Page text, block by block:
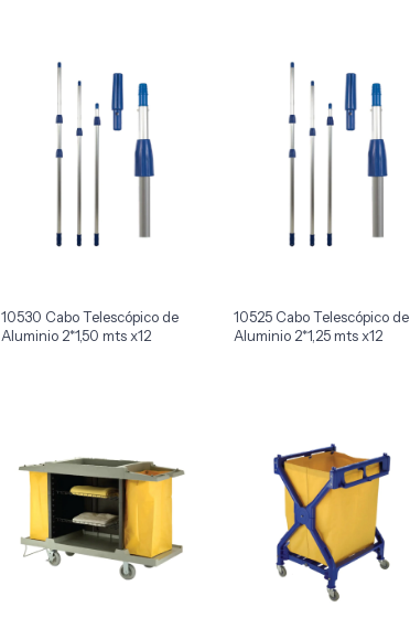
10530 Cabo Telescópico de
Aluminio 2*1,50 mts x12
10525 Cabo Telescópico de
Aluminio 2*1,25 mts x12